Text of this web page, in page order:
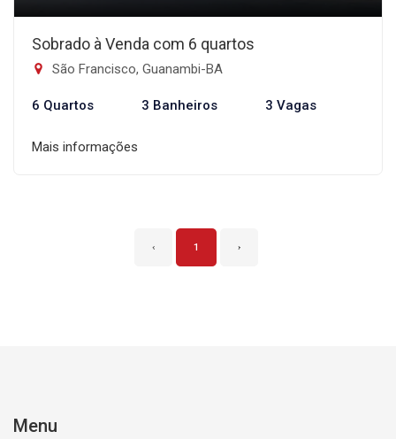
Sobrado à Venda com 6 quartos
São Francisco, Guanambi-BA
6 Quartos 3 Banheiros 3 Vagas
Mais informações
‹ 1 ›
Menu